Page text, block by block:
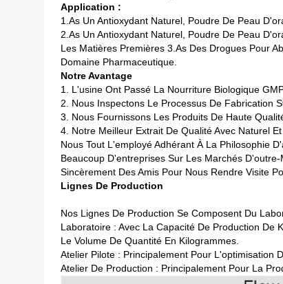
Application :
1.As Un Antioxydant Naturel, Poudre De Peau
2.As Un Antioxydant Naturel, Poudre De Peau
Les Matières Premières 3.As Des Drogues Pour
Domaine Pharmaceutique.
Notre Avantage
1. L'usine Ont Passé La Nourriture Biologique
2. Nous Inspectons Le Processus De Fabrication
3. Nous Fournissons Les Produits De Haute
4. Notre Meilleur Extrait De Qualité Avec Naturel
Nous Tout L'employé Adhérant À La Philosophie
Beaucoup D'entreprises Sur Les Marchés
Sincèrement Des Amis Pour Nous Rendre Visite
Lignes De Production
Nos Lignes De Production Se Composent Du
Laboratoire : Avec La Capacité De Production De
Le Volume De Quantité En Kilogrammes.
Atelier Pilote : Principalement Pour L'optimisation
Atelier De Production : Principalement Pour La